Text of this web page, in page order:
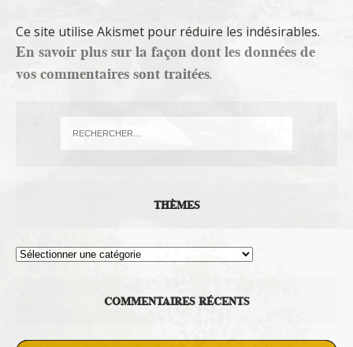
Ce site utilise Akismet pour réduire les indésirables.
En savoir plus sur la façon dont les données de
vos commentaires sont traitées.
THÈMES
Thèmes
COMMENTAIRES RÉCENTS